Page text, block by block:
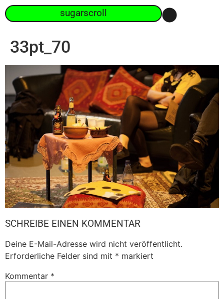
sugarscroll
33pt_70
SCHREIBE EINEN KOMMENTAR
Deine E-Mail-Adresse wird nicht veröffentlicht.
Erforderliche Felder sind mit * markiert
Kommentar *